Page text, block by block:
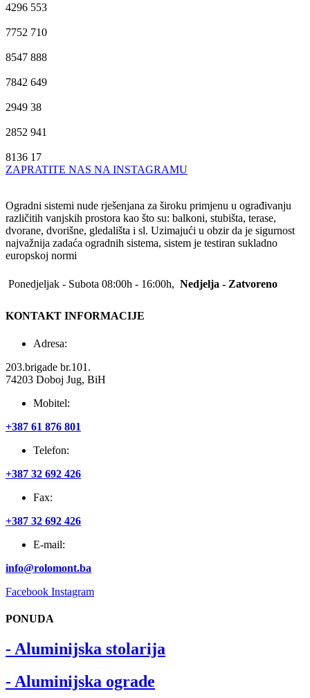
4296 553
7752 710
8547 888
7842 649
2949 38
2852 941
8136 17
ZAPRATITE NAS NA INSTAGRAMU
Ogradni sistemi nude rješenjana za široku primjenu u ograđivanju
različitih vanjskih prostora kao što su: balkoni, stubišta, terase,
dvorane, dvorišne, gledališta i sl. Uzimajući u obzir da je sigurnost
najvažnija zadaća ogradnih sistema, sistem je testiran sukladno
europskoj normi
Ponedjeljak - Subota 08:00h - 16:00h, Nedjelja - Zatvoreno
KONTAKT INFORMACIJE
Adresa:
203.brigade br.101.
74203 Doboj Jug, BiH
Mobitel:
+387 61 876 801
Telefon:
+387 32 692 426
Fax:
+387 32 692 426
E-mail:
info@rolomont.ba
Facebook Instagram
PONUDA
- Aluminijska stolarija
- Aluminijska ograde